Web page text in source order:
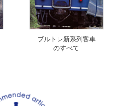
ブルトレ新系列客車
のすべて